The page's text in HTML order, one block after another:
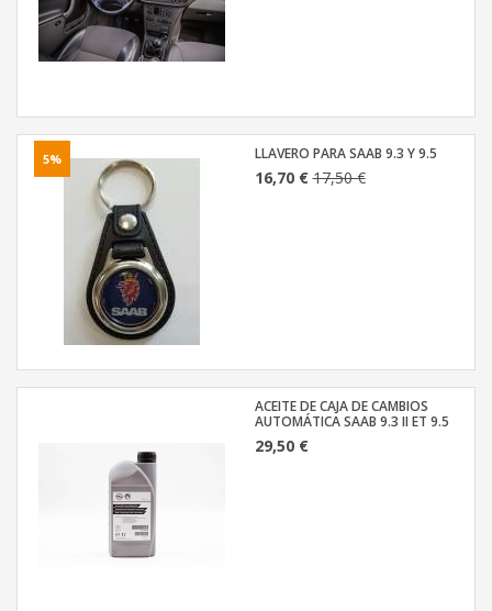
5% LLAVERO PARA SAAB 9.3 Y 9.5
16,70 €17,50 €
ACEITE DE CAJA DE CAMBIOS
AUTOMÁTICA SAAB 9.3 II ET 9.5
29,50 €